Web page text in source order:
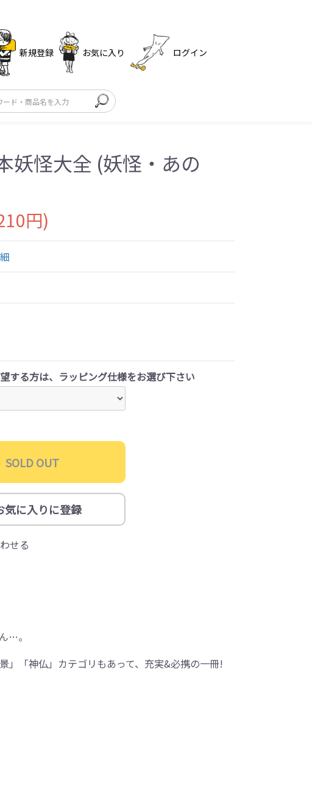
新規登録 お気に入り ログイン
妖怪大全 (妖怪・あの
円)
する方は、ラッピング仕様をお選び下さい
SOLD OUT
気に入りに登録
せる
…。
」「神仏」カテゴリもあって、充実&必携の一冊!